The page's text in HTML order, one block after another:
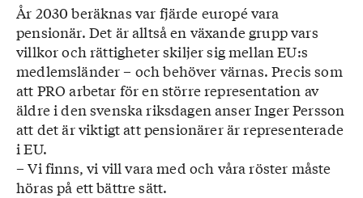
År 2030 beräknas var fjärde europé vara
pensionär. Det är alltså en växande grupp vars
villkor och rättigheter skiljer sig mellan EU:s
medlemsländer – och behöver värnas. Precis som
att PRO arbetar för en större representation av
äldre i den svenska riksdagen anser Inger Persson
att det är viktigt att pensionärer är representerade
i EU.
– Vi finns, vi vill vara med och våra röster måste
höras på ett bättre sätt.